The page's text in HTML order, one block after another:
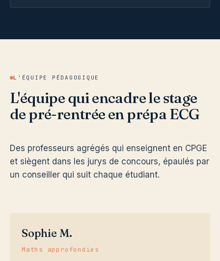
L'ÉQUIPE PÉDAGOGIQUE
L'équipe qui encadre le stage
de pré-rentrée en prépa ECG
Des professeurs agrégés qui enseignent en CPGE
et siègent dans les jurys de concours, épaulés par
un conseiller qui suit chaque étudiant.
Sophie M.
Maths approfondies